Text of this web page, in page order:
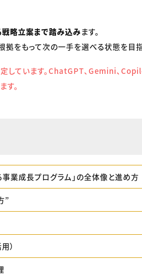
略立案まで踏み込みます。
根拠をもって次の一手を選べる状態を目指
しています。ChatGPT、Gemini、
す。
業成長プログラム」の全体像と進め方
”
）